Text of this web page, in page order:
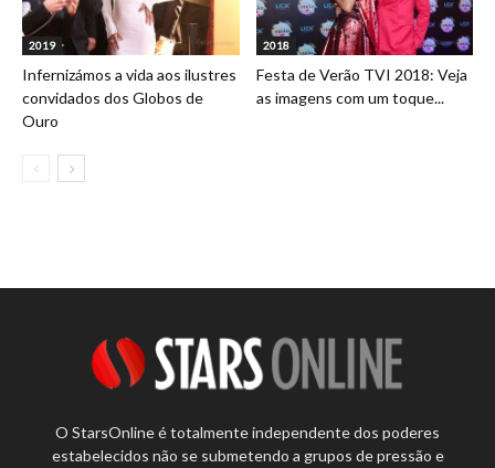
2019
Infernizámos a vida aos ilustres
convidados dos Globos de
Ouro
2018
Festa de Verão TVI 2018: Veja
as imagens com um toque...
O StarsOnline é totalmente independente dos poderes
estabelecidos não se submetendo a grupos de pressão e